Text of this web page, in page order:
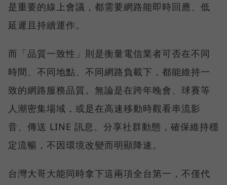
是重要的線上會議，都需要網路能即時回應、低
延遲且持續運作。
而「品質一致性」則是衡量電信業者可否在不同
時間、不同地點、不同網路負載下，都能維持一
致的網路服務品質。無論是在跨年晚會、球賽等
人潮密集場域，或是在高速移動時觀看串流影
音、傳送 LINE 訊息、分享社群動態，確保維持穩
定流暢，不因環境改變而明顯降速。
台灣大哥大能同時拿下這兩項全台第一，不僅代